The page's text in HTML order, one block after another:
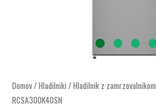
Domov/Hladilniki /Hladilnik z zamrzovalnikom
RCSA300K40SN